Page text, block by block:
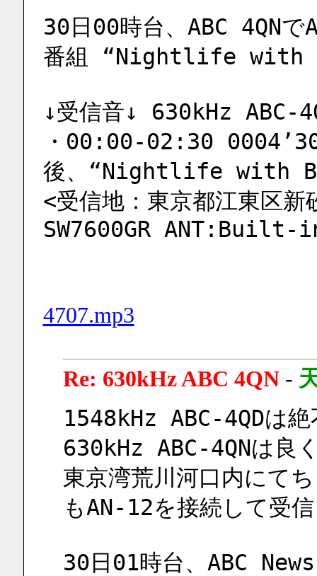
30日00時台、ABC 4QNで
番組 “Nightlife with
↓受信音↓ 630kHz
・00:00-02:30
後、“Nightlife with
<受信地：東京都江東区
SW7600GR
4707.mp3
Re: 630kHz ABC 4QN-
1548kHz ABC-4QDは
630kHz ABC-4QNは良
東京湾荒川河口内にて
もAN-12を接続して受
30日01時台、ABC